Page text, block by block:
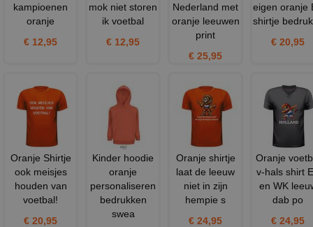
kampioenen
oranje
€ 12,95
mok niet storen
ik voetbal
€ 12,95
Nederland met
oranje leeuwen
print
€ 25,95
eigen oranje
shirtje
€ 20,95
Oranje Shirtje
ook meisjes
houden van
voetbal!
€ 20,95
Kinder hoodie
oranje
personaliseren
bedrukken
swea
Oranje shirtje
laat de leeuw
niet in zijn
hempie s
€ 24,95
Oranje
v-hals shirt
en WK
dab po
€ 24,95